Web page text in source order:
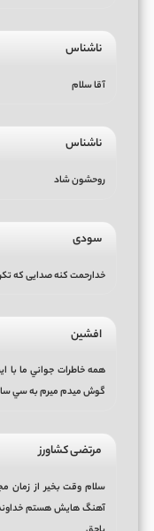
ناشناس
آقا سلام
ناشناس
روحشون شاد
سودی
خدارحمت کنه صدایی که
افشين
همه خاطرات جواني ما با
گوش ميدم ميرم به سي
مرتضی کشاورز
آهنگ هایش هستم